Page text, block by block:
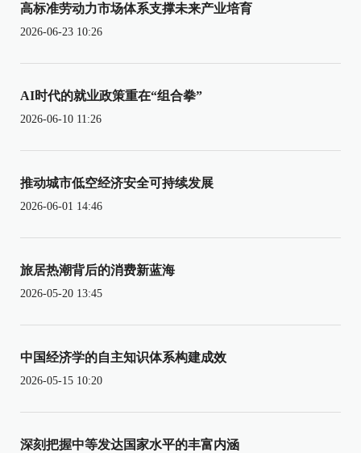
高标准劳动力市场体系支撑未来产业培育
2026-06-23 10:26
AI时代的就业政策重在“组合拳”
2026-06-10 11:26
推动城市低空经济安全可持续发展
2026-06-01 14:46
旅居热潮背后的消费新蓝海
2026-05-20 13:45
中国经济学的自主知识体系构建成效
2026-05-15 10:20
深刻把握中等发达国家水平的丰富内涵